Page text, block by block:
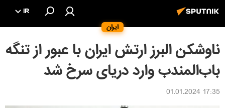
ایران
IR
ناوشکن البرز ارتش ایران با عبور از تنگه
باب‌المندب وارد دریای سرخ شد
17:35 01.01.2024